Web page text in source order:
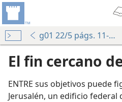
g01 22/5 págs. 11-12
El fin cercano
ENTRE sus objetivos puede
Jerusalén, un edificio